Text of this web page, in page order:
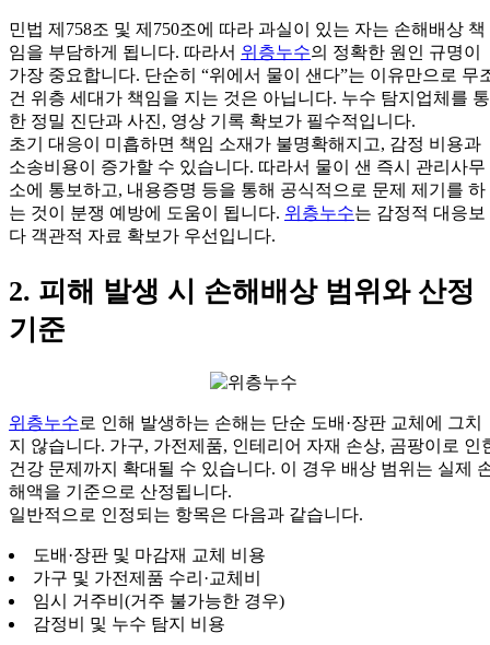
민법 제758조 및 제750조에 따라 과실이 있는 자는 손해배상 책
임을 부담하게 됩니다. 따라서 위층누수의 정확한 원인 규명이
가장 중요합니다. 단순히 “위에서 물이 샌다”는 이유만으로 무
건 위층 세대가 책임을 지는 것은 아닙니다. 누수 탐지업체를 통
한 정밀 진단과 사진, 영상 기록 확보가 필수적입니다.
초기 대응이 미흡하면 책임 소재가 불명확해지고, 감정 비용과
소송비용이 증가할 수 있습니다. 따라서 물이 샌 즉시 관리사무
소에 통보하고, 내용증명 등을 통해 공식적으로 문제 제기를 하
는 것이 분쟁 예방에 도움이 됩니다. 위층누수는 감정적 대응보
다 객관적 자료 확보가 우선입니다.
2. 피해 발생 시 손해배상 범위와 산정
기준
위층누수로 인해 발생하는 손해는 단순 도배·장판 교체에 그치
지 않습니다. 가구, 가전제품, 인테리어 자재 손상, 곰팡이로 인
건강 문제까지 확대될 수 있습니다. 이 경우 배상 범위는 실제
해액을 기준으로 산정됩니다.
일반적으로 인정되는 항목은 다음과 같습니다.
도배·장판 및 마감재 교체 비용
가구 및 가전제품 수리·교체비
임시 거주비(거주 불가능한 경우)
감정비 및 누수 탐지 비용